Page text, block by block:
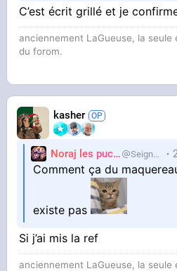
Sinon feu de bois et cest
C’est écrit grillé et je
anciennement LaGueuse, la seule
du forom.
kasher
Noraj les pucix SeigneurCooler
Comment ça du
existe pas
Si j’ai mis la ref
anciennement LaGueuse, la seule